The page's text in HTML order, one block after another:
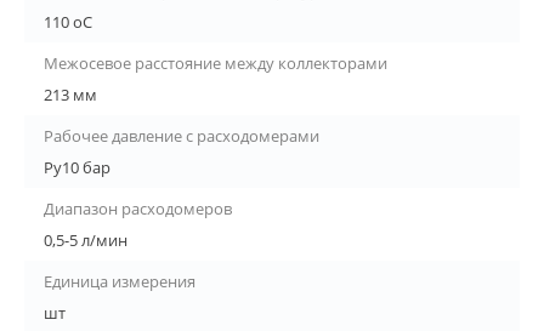
110 оС
Межосевое расстояние между коллекторами
213 мм
Рабочее давление с расходомерами
Ру10 бар
Диапазон расходомеров
0,5-5 л/мин
Единица измерения
шт